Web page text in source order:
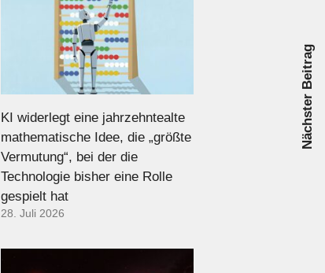
Nächster Beitrag
KI widerlegt eine jahrzehntealte
mathematische Idee, die „größte
Vermutung“, bei der die
Technologie bisher eine Rolle
gespielt hat
28. Juli 2026